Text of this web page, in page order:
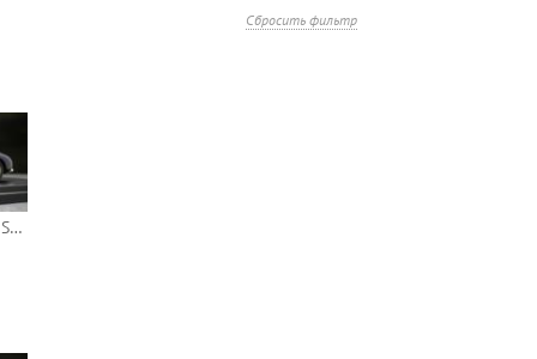
Ferrari 500 Mondial Spyder Pinin Faraina 1954 #0438MD (Looksmart)
Сбросить фильтр